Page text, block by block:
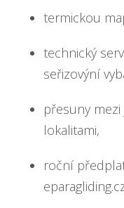
termickou
technický
seřizovýní
přesuny
lokalitami,
roční